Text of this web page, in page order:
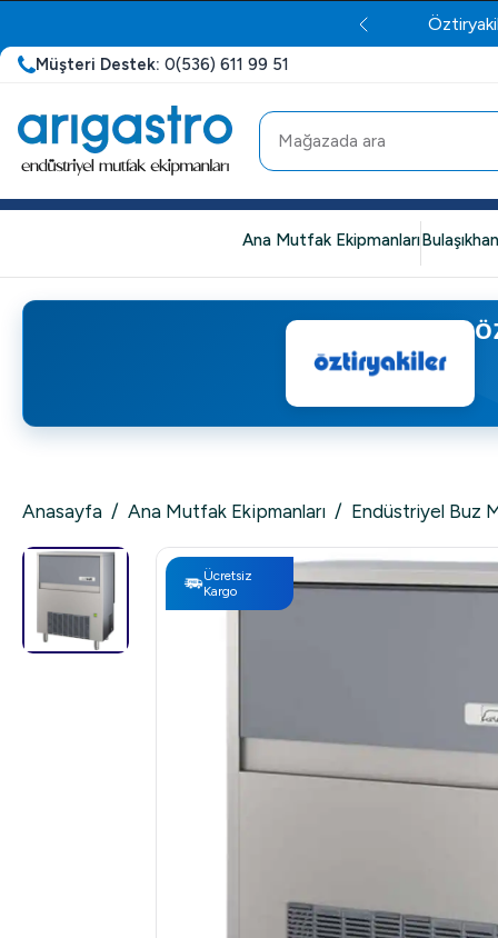
Müşteri Destek: 0(536) 611 99 51
Ana Mutfak Ekipmanları
Anasayfa / Ana Mutfak Ekipmanları / Endüstriyel Buz
Ücretsiz
Kargo